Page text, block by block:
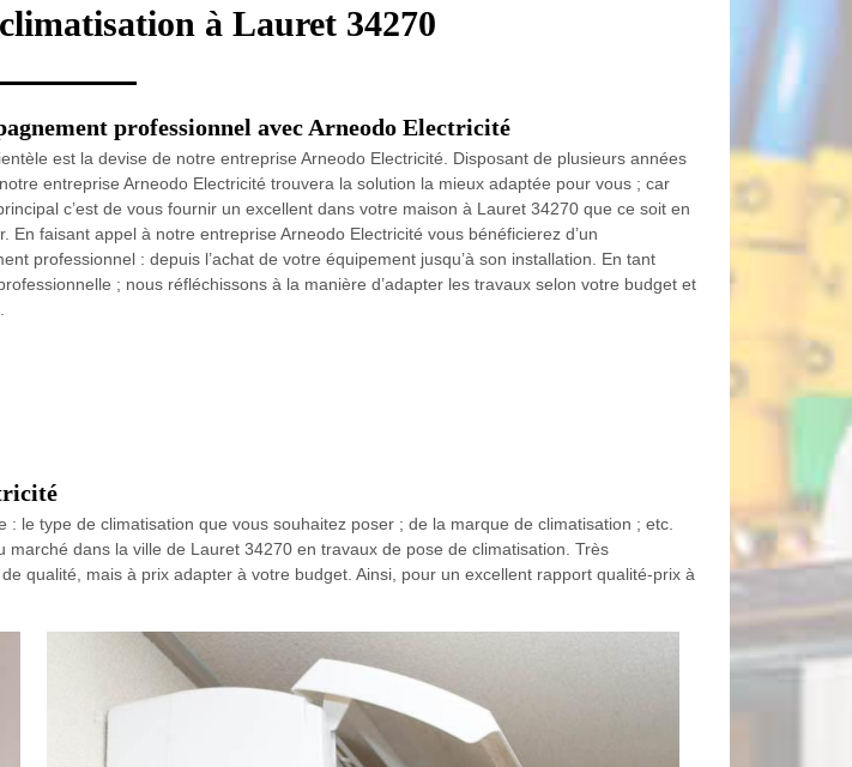
à Lauret 34270
professionnel avec Arneodo Electricité
est la devise de notre entreprise Arneodo Electricité. Disposant de plusieurs années
entreprise Arneodo Electricité trouvera la solution la mieux adaptée pour vous ; car
c’est de vous fournir un excellent dans votre maison à Lauret 34270 que ce soit en
En faisant appel à notre entreprise Arneodo Electricité vous bénéficierez d’un
professionnel : depuis l’achat de votre équipement jusqu’à son installation. En tant
; nous réfléchissons à la manière d’adapter les travaux selon votre budget et
le type de climatisation que vous souhaitez poser ; de la marque de climatisation ; etc.
dans la ville de Lauret 34270 en travaux de pose de climatisation. Très
qualité, mais à prix adapter à votre budget. Ainsi, pour un excellent rapport qualité-prix à